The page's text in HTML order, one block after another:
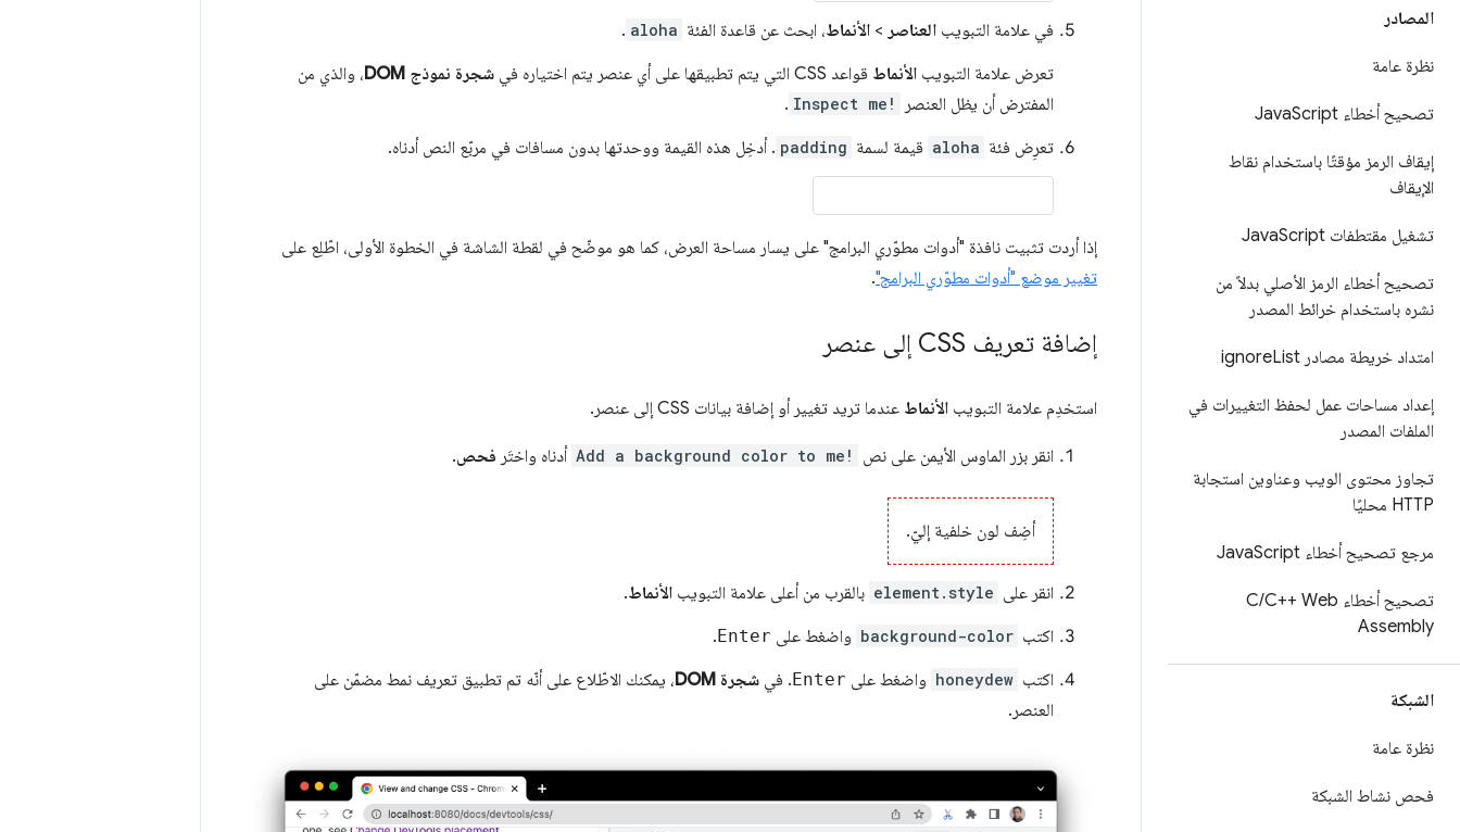
المصادر
نظرة عامة
تصحيح أخطاء Java Script
إيقاف الرمز مؤقتًا باستخدام نقاط
الإيقاف
تشغيل مقتطفات Java Script
تصحيح أخطاء الرمز الأصلي بدلاً من
نشره باستخدام خرائط المصدر
امتداد خريطة مصادر ignore List
إعداد مساحات عمل لحفظ التغييرات في
الملفات المصدر
تجاوز محتوى الويب وعناوين استجابة
HTTP محليًا
مرجع تصحيح أخطاء Java Script
تصحيح أخطاء C /C++ Web
Assembly
الشبكة
نظرة عامة
فحص نشاط الشبكة
في علامة التبويب العناصر > الأنماط، ابحث عن قاعدة الفئة aloha
.
تعرض علامة التبويب الأنماط قواعد CSS التي يتم تطبيقها على أي عنصر يتم اختياره في شجرة نموذج DOM
، والذي من
المفترض أن يظل العنصر
Inspect me!
.
تعرِض فئة aloha قيمة لسمة padding . أدخِل هذه القيمة ووحدتها بدون مسافات في مربّع النص أدناه.
إذا أردت تثبيت نافذة "أدوات مطوّري البرامج" على يسار مساحة العرض، كما هو موضّح في لقطة الشاشة في الخطوة الأولى، اطّلِع على
تغيير موضع "أدوات مطوّري البرامج".
إضافة تعريف CSS إلى عنصر
استخدِم علامة التبويب الأنماط عندما تريد تغيير أو إضافة بيانات CSS إلى عنصر.
انقر بزر الماوس الأيمن على نص Add a background color to me! أدناه واختَر فحص.
أضِف لون خلفية إليّ.
انقر على element.style بالقرب من أعلى علامة التبويب الأنماط.
اكتب background-color واضغط على Enter
.
اكتب honeydew واضغط على Enter. في شجرة DOM
، يمكنك الاطّلاع على أنّه تم تطبيق تعريف نمط مضمّن على
العنصر.